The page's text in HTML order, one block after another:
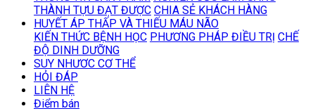
THÀNH TỰU ĐẠT ĐƯỢC CHIA SẺ KHÁCH HÀNG
HUYẾT ÁP THẤP VÀ THIẾU MÁU NÃO
KIẾN THỨC BỆNH HỌC PHƯƠNG PHÁP ĐIỀU TRỊ CHẾ
ĐỘ DINH DƯỠNG
SUY NHƯƠC CƠ THỂ
HỎI ĐÁP
LIÊN HỆ
Điểm bán